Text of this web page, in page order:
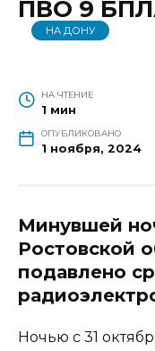
ПВО 9
НА ДОНУ
НА ЧТЕНИЕ
1 мин
ОПУБЛИКОВАНО
1 ноября, 2024
Минувшей
Ростовской
подавлено
Ночью с 31